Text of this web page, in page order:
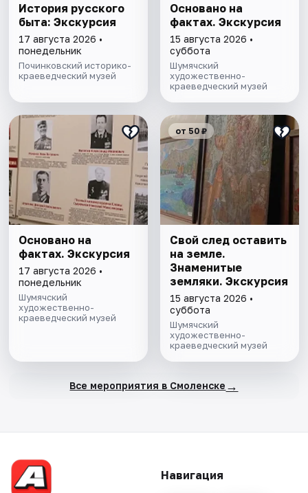
История русского
быта: Экскурсия
17 августа 2026 •
понедельник
Починковский историко-
краеведческий музей
Основано на
фактах. Экскурсия
15 августа 2026 •
суббота
Шумячский
художественно-
краеведческий музей
Основано на
фактах. Экскурсия
17 августа 2026 •
понедельник
Шумячский
художественно-
краеведческий музей
от 50 ₽
Свой след оставить
на земле.
Знаменитые
земляки. Экскурсия
15 августа 2026 •
суббота
Шумячский
художественно-
краеведческий музей
Все мероприятия в Смоленске →
Навигация